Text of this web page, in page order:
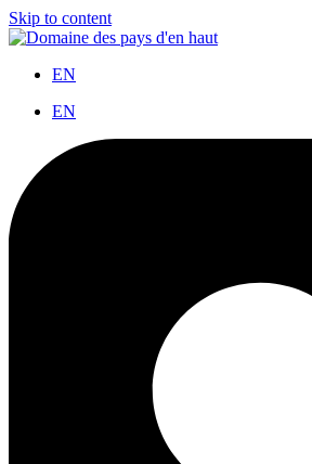
Skip to content
EN
EN